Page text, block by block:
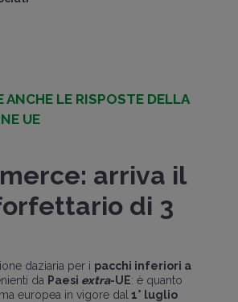
ANCHE LE RISPOSTE DELLA
UE
arriva il
di 3
daziaria per i pacchi inferiori a
da Paesi extra-UE: è quanto
europea in vigore dal 1° luglio